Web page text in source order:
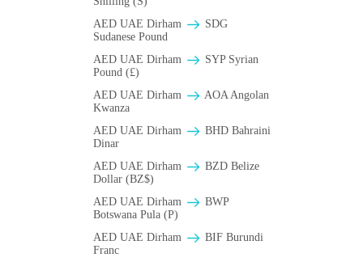
AED UAE Dirham
SDG
Sudanese Pound
AED UAE Dirham
SYP Syrian
Pound (£)
AED UAE Dirham
AOA Angolan
Kwanza
AED UAE Dirham
BHD Bahraini
Dinar
AED UAE Dirham
BZD Belize
Dollar (BZ$)
AED UAE Dirham
BWP
Botswana Pula (P)
AED UAE Dirham
BIF Burundi
Franc